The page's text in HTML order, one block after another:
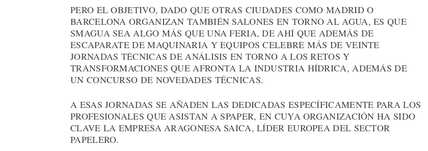
PERO EL OBJETIVO, DADO QUE OTRAS CIUDADES COMO MADRID O
BARCELONA ORGANIZAN TAMBIÉN SALONES EN TORNO AL AGUA, ES QUE
SMAGUA SEA ALGO MÁS QUE UNA FERIA, DE AHÍ QUE ADEMÁS DE
ESCAPARATE DE MAQUINARIA Y EQUIPOS CELEBRE MÁS DE VEINTE
JORNADAS TÉCNICAS DE ANÁLISIS EN TORNO A LOS RETOS Y
TRANSFORMACIONES QUE AFRONTA LA INDUSTRIA HÍDRICA, ADEMÁS DE
UN CONCURSO DE NOVEDADES TÉCNICAS.
A ESAS JORNADAS SE AÑADEN LAS DEDICADAS ESPECÍFICAMENTE PARA LOS
PROFESIONALES QUE ASISTAN A SPAPER, EN CUYA ORGANIZACIÓN HA SIDO
CLAVE LA EMPRESA ARAGONESA SAICA, LÍDER EUROPEA DEL SECTOR
PAPELERO.